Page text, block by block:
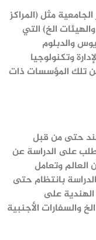
مثل (المراكز
الخ) التي
والدبلوم
وتكنولوجيا
تلك المؤسسات ذات
حتى من قبل
على الدراسة عن
العالم وتعامل
بانتظام حتى
الهندية على
والسفارات الأجنبية